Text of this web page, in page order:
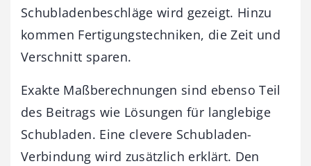
Schubladenbeschläge wird gezeigt. Hinzu
kommen Fertigungstechniken, die Zeit und
Verschnitt sparen.
Exakte Maßberechnungen sind ebenso Teil
des Beitrags wie Lösungen für langlebige
Schubladen. Eine clevere Schubladen-
Verbindung wird zusätzlich erklärt. Den